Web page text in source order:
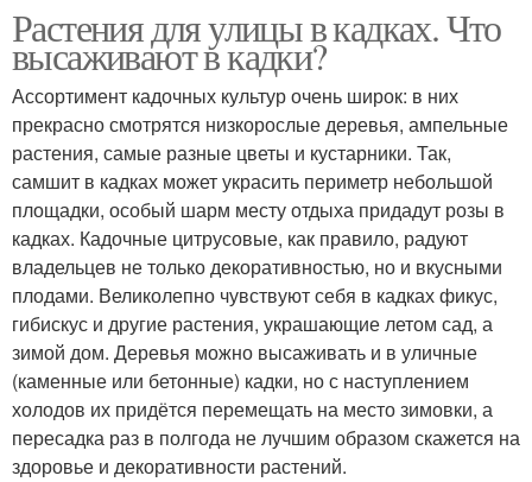
Растения для улицы в кадках. Что
высаживают в кадки?
Ассортимент кадочных культур очень широк: в них
прекрасно смотрятся низкорослые деревья, ампельные
растения, самые разные цветы и кустарники. Так,
самшит в кадках может украсить периметр небольшой
площадки, особый шарм месту отдыха придадут розы в
кадках. Кадочные цитрусовые, как правило, радуют
владельцев не только декоративностью, но и вкусными
плодами. Великолепно чувствуют себя в кадках фикус,
гибискус и другие растения, украшающие летом сад, а
зимой дом. Деревья можно высаживать и в уличные
(каменные или бетонные) кадки, но с наступлением
холодов их придётся перемещать на место зимовки, а
пересадка раз в полгода не лучшим образом скажется на
здоровье и декоративности растений.